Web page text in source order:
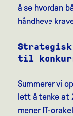
å se hvordan
håndheve
til
Summerer vi
lett å tenke at
mener IT-